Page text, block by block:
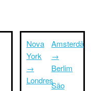
Nova
York
→
Londres
Amsterdã
→
Berlim
São